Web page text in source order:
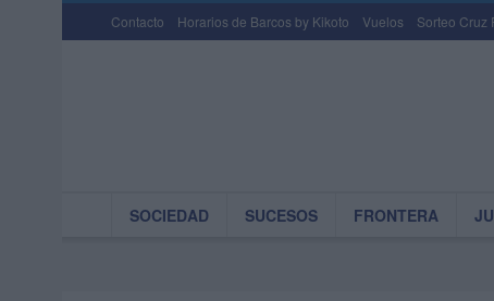
Contacto Horarios de Barcos by Kikoto Vuelos Sorteo Cruz
SOCIEDAD SUCESOS FRONTERA